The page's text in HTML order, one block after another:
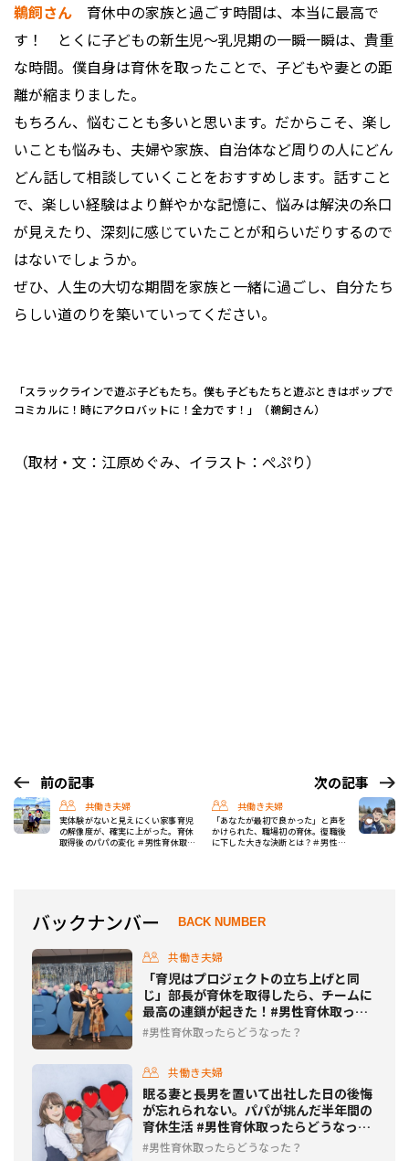
鵜飼さん 育休中の家族と過ごす時間は、本当に最高で
す！ とくに子どもの新生児〜乳児期の一瞬一瞬は、貴重
な時間。僕自身は育休を取ったことで、子どもや妻との距
離が縮まりました。
もちろん、悩むことも多いと思います。だからこそ、楽し
いことも悩みも、夫婦や家族、自治体など周りの人にどん
どん話して相談していくことをおすすめします。話すこと
で、楽しい経験はより鮮やかな記憶に、悩みは解決の糸口
が見えたり、深刻に感じていたことが和らいだりするので
はないでしょうか。
ぜひ、人生の大切な期間を家族と一緒に過ごし、自分たち
らしい道のりを築いていってください。
「スラックラインで遊ぶ子どもたち。僕も子どもたちと遊ぶときはポップで
コミカルに！時にアクロバットに！全力です！」（鵜飼さん）
（取材・文：江原めぐみ、イラスト：ぺぷり）
前の記事
共働き夫婦
実体験がないと見えにくい家事育児
の解像度が、確実に上がった。育休
取得後のパパの変化 ＃男性育休取っ
次の記事
共働き夫婦
「あなたが最初で良かった」と声を
かけられた、職場初の育休。復職後
に下した大きな決断とは？＃男性育
バックナンバー BACK NUMBER
共働き夫婦
「育児はプロジェクトの立ち上げと同
じ」部長が育休を取得したら、チームに
最高の連鎖が起きた！#男性育休取った
らどうなった？
男性育休取ったらどうなった？
共働き夫婦
眠る妻と長男を置いて出社した日の後悔
が忘れられない。パパが挑んだ半年間の
育休生活 #男性育休取ったらどうなっ
た？
男性育休取ったらどうなった？